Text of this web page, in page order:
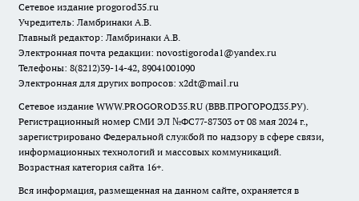
Сетевое издание progorod35.ru
Учредитель: Ламбринаки А.В.
Главный редактор: Ламбринаки А.В.
Электронная почта редакции: novostigoroda1@yandex.ru
Телефоны: 8(8212)39-14-42, 89041001090
Электронная для других вопросов: x2dt@mail.ru
Сетевое издание WWW.PROGOROD35.RU (ВВВ.ПРОГОРОД35.РУ).
Регистрационный номер СМИ ЭЛ №ФС77-87303 от 08 мая 2024 г.,
зарегистрировано Федеральной службой по надзору в сфере связи,
информационных технологий и массовых коммуникаций.
Возрастная категория сайта 16+.
Вся информация, размещенная на данном сайте, охраняется в